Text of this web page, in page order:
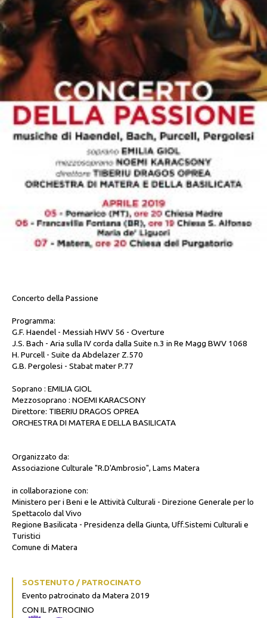
Concerto della Passione
Programma:
G.F. Haendel - Messiah HWV 56 - Overture
J.S. Bach - Aria sulla IV corda dalla Suite n.3 in Re Magg BWV 1068
H. Purcell - Suite da Abdelazer Z.570
G.B. Pergolesi - Stabat mater P.77
Soprano : EMILIA GIOL
Mezzosoprano : NOEMI KARACSONY
Direttore: TIBERIU DRAGOS OPREA
ORCHESTRA DI MATERA E DELLA BASILICATA
Organizzato da:
Associazione Culturale "R.D'Ambrosio", Lams Matera
in collaborazione con:
Ministero per i Beni e le Attività Culturali - Direzione Generale per lo
Spettacolo dal Vivo
Regione Basilicata - Presidenza della Giunta, Uff.Sistemi Culturali e
Turistici
Comune di Matera
SOSTENUTO / PATROCINATO
Evento patrocinato da Matera 2019
CON IL PATROCINIO